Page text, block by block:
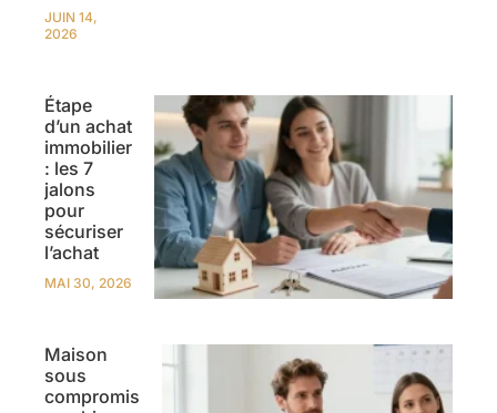
JUIN 14,
2026
Étape
d’un achat
immobilier
: les 7
jalons
pour
sécuriser
l’achat
MAI 30, 2026
Maison
sous
compromis